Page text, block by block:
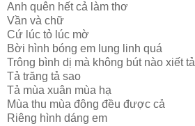
Anh quên hết cả làm thơ
Vần và chữ
Cứ lúc tỏ lúc mờ
Bời hình bóng em lung linh quá
Trông bình dị mà không bút nào xiết tả
Tả trăng tả sao
Tả mùa xuân mùa hạ
Mùa thu mùa đông đều được cả
Riêng hình dáng em